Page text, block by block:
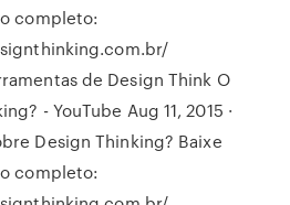
completo:
de Design Think O
- YouTube Aug 11, 2015 ·
Design Thinking? Baixe
completo: